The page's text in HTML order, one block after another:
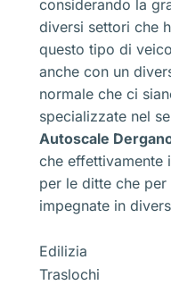
considerando la
diversi settori che
questo tipo di
anche con un
normale che ci
specializzate nel
Autoscale
che effettivamente
per le ditte che
impegnate in
Edilizia
Traslochi